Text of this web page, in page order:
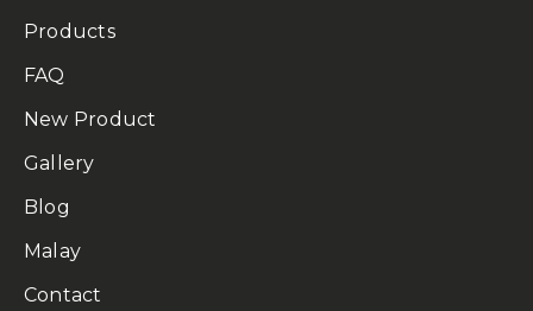
Products
FAQ
New Product
Gallery
Blog
Malay
Contact